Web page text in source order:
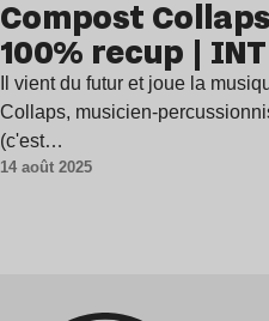
Compost
100% recup |
Il vient du futur et joue la
Collaps, musicien-
(c'est…
14 août 2025